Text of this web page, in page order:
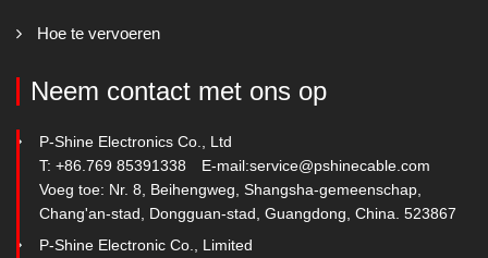
Hoe te vervoeren
Neem contact met ons op
P-Shine Electronics Co., Ltd
T: +86.769 85391338
E-mail:service@pshinecable.com
Voeg toe: Nr. 8, Beihengweg, Shangsha-gemeenschap,
Chang'an-stad, Dongguan-stad, Guangdong, China. 523867
P-Shine Electronic Co., Limited